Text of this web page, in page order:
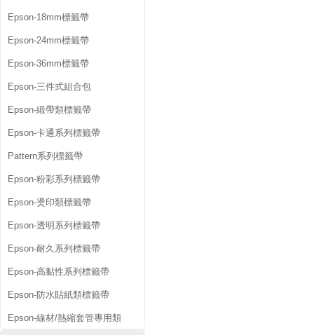
Epson-18mm標籤帶
Epson-24mm標籤帶
Epson-36mm標籤帶
Epson-三件式組合包
Epson-緞帶類標籤帶
Epson-卡通系列標籤帶
Pattern系列標籤帶
Epson-粉彩系列標籤帶
Epson-燙印類標籤帶
Epson-透明系列標籤帶
Epson-耐久系列標籤帶
Epson-高黏性系列標籤帶
Epson-防水貼紙類標籤帶
Epson-線材/熱縮套管專用類